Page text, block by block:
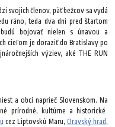
svojich členov, päť bežcov sa vydá
ráno, teda dva dni pred štartom
bojovať nielen s únavou a
cieľom je doraziť do Bratislavy po
výziev, aké THE RUN
a obcí naprieč Slovenskom. Na
prírodné, kultúrne a historické
cez Liptovskú Maru, Oravský hrad ,